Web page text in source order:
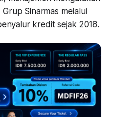
Sinarmas melalui
kredit sejak 2018.